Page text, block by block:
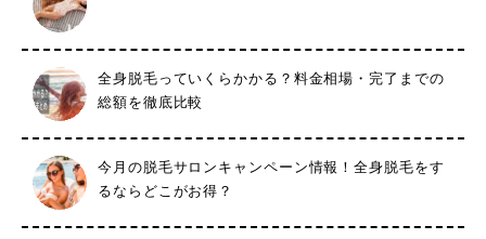
全身脱毛っていくらかかる？料金相場・完了までの
総額を徹底比較
今月の脱毛サロンキャンペーン情報！全身脱毛をす
るならどこがお得？